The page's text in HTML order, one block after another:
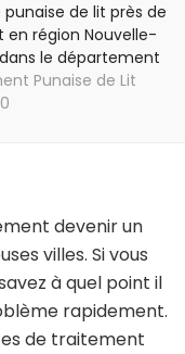
de lit près de
en région Nouvelle-
le département
Punaise de Lit
devenir un
villes. Si vous
à quel point il
rapidement.
de traitement